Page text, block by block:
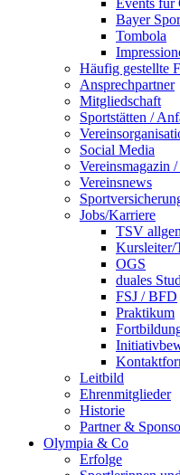
Bayer
Tombola
Häufig gestellte
Ansprechpartner
Mitgliedschaft
Sportstätten /
Social Media
Vereinsmagazin
Vereinsnews
Jobs/Karriere
TSV
Kursleiter/
OGS
duales
FSJ / BFD
Praktikum
Leitbild
Ehrenmitglieder
Historie
Partner &
Olympia & Co
Erfolge